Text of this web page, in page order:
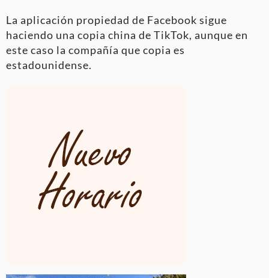
La aplicación propiedad de Facebook sigue
haciendo una copia china de TikTok, aunque en
este caso la compañía que copia es
estadounidense.